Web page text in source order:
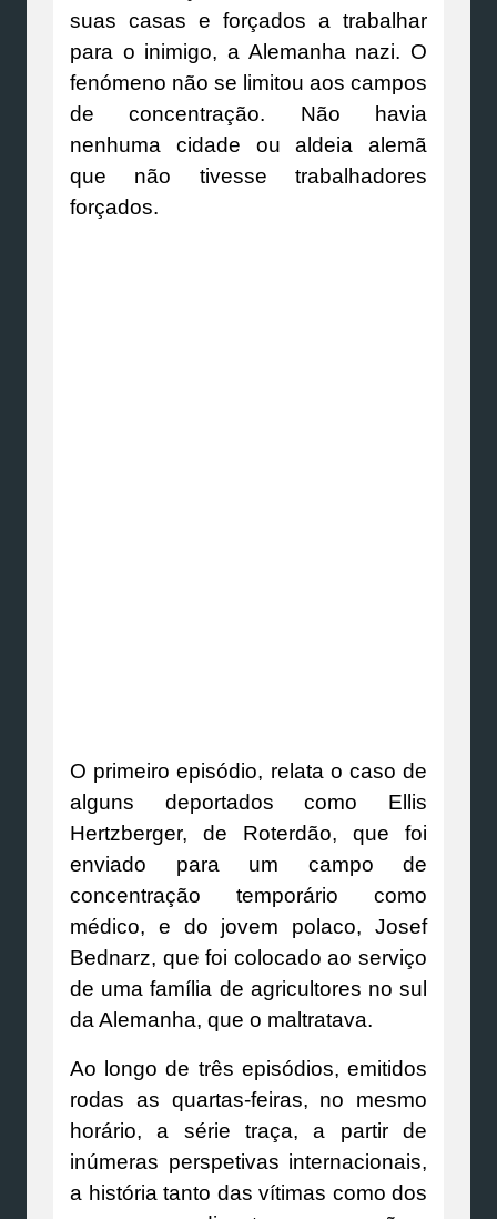
suas casas e forçados a trabalhar
para o inimigo, a Alemanha nazi. O
fenómeno não se limitou aos campos
de concentração. Não havia
nenhuma cidade ou aldeia alemã
que não tivesse trabalhadores
forçados.
O primeiro episódio, relata o caso de
alguns deportados como Ellis
Hertzberger, de Roterdão, que foi
enviado para um campo de
concentração temporário como
médico, e do jovem polaco, Josef
Bednarz, que foi colocado ao serviço
de uma família de agricultores no sul
da Alemanha, que o maltratava.
Ao longo de três episódios, emitidos
rodas as quartas-feiras, no mesmo
horário, a série traça, a partir de
inúmeras perspetivas internacionais,
a história tanto das vítimas como dos